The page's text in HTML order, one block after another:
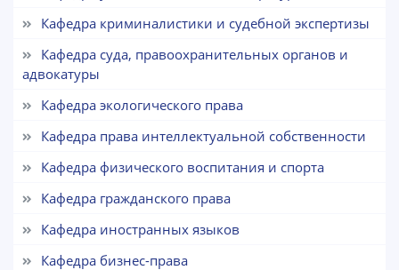
Кафедра криминалистики и судебной экспертизы
Кафедра суда, правоохранительных органов и
адвокатуры
Кафедра экологического права
Кафедра права интеллектуальной собственности
Кафедра физического воспитания и спорта
Кафедра гражданского права
Кафедра иностранных языков
Кафедра бизнес-права
конкретные вопросы: